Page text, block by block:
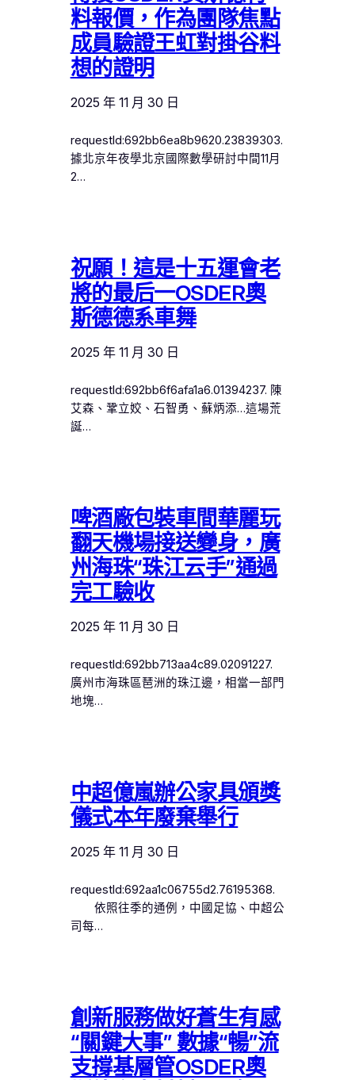
料報價，作為團隊焦點
成員驗證王虹對掛谷料
想的證明
2025 年 11 月 30 日
requestId:692bb6ea8b9620.23839303.
據北京年夜學北京國際數學研討中間11月
2…
祝願！這是十五運會老
將的最后一OSDER奧
斯德德系車舞
2025 年 11 月 30 日
requestId:692bb6f6afa1a6.01394237. 陳
艾森、鞏立姣、石智勇、蘇炳添…這場荒
誕…
啤酒廠包裝車間華麗玩
翻天機場接送變身，廣
州海珠“珠江云手”通過
完工驗收
2025 年 11 月 30 日
requestId:692bb713aa4c89.02091227.
廣州市海珠區琶洲的珠江邊，相當一部門
地塊…
中超億嵐辦公家具頒獎
儀式本年廢棄舉行
2025 年 11 月 30 日
requestId:692aa1c06755d2.76195368.
依照往季的通例，中國足協、中超公
司每…
創新服務做好蒼生有感
“關鍵大事” 數據“暢”流
支撐基層管OSDER奧